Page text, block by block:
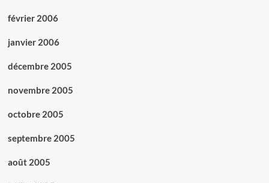
février 2006
janvier 2006
décembre 2005
novembre 2005
octobre 2005
septembre 2005
août 2005